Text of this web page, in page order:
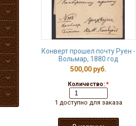
Конверт прошел почту Руен -
Вольмар, 1880 год
500,00 руб.
Количество: *
1 доступно для заказа